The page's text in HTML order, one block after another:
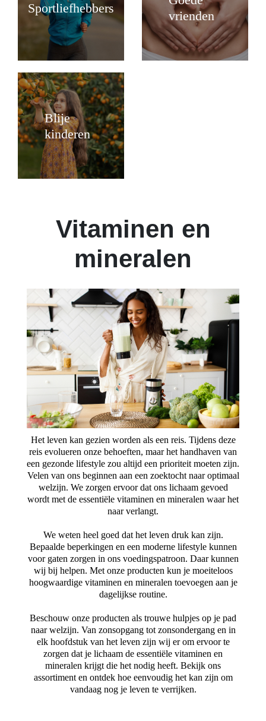
Sportliefhebbers
vrienden
Blije
kinderen
Vitaminen en
mineralen
Het leven kan gezien worden als een reis. Tijdens deze
reis evolueren onze behoeften, maar het handhaven van
een gezonde lifestyle zou altijd een prioriteit moeten zijn.
Velen van ons beginnen aan een zoektocht naar optimaal
welzijn. We zorgen ervoor dat ons lichaam gevoed
wordt met de essentiële vitaminen en mineralen waar het
naar verlangt.
We weten heel goed dat het leven druk kan zijn.
Bepaalde beperkingen en een moderne lifestyle kunnen
voor gaten zorgen in ons voedingspatroon. Daar kunnen
wij bij helpen. Met onze producten kun je moeiteloos
hoogwaardige vitaminen en mineralen toevoegen aan je
dagelijkse routine.
Beschouw onze producten als trouwe hulpjes op je pad
naar welzijn. Van zonsopgang tot zonsondergang en in
elk hoofdstuk van het leven zijn wij er om ervoor te
zorgen dat je lichaam de essentiële vitaminen en
mineralen krijgt die het nodig heeft. Bekijk ons
assortiment en ontdek hoe eenvoudig het kan zijn om
vandaag nog je leven te verrijken.